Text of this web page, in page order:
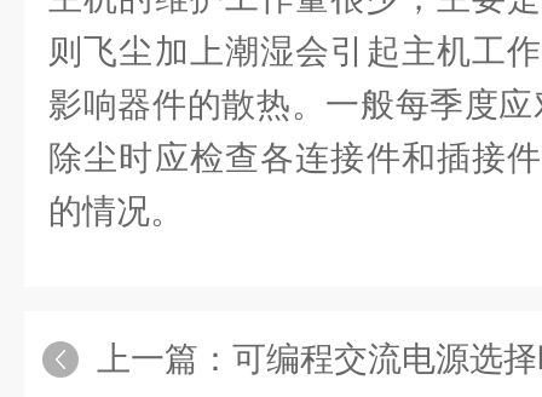
则飞尘加上潮湿会引起主机工
影响器件的散热。一般每季度
除尘时应检查各连接件和插接
的情况。
上一篇： 可编程交流电源选择时要